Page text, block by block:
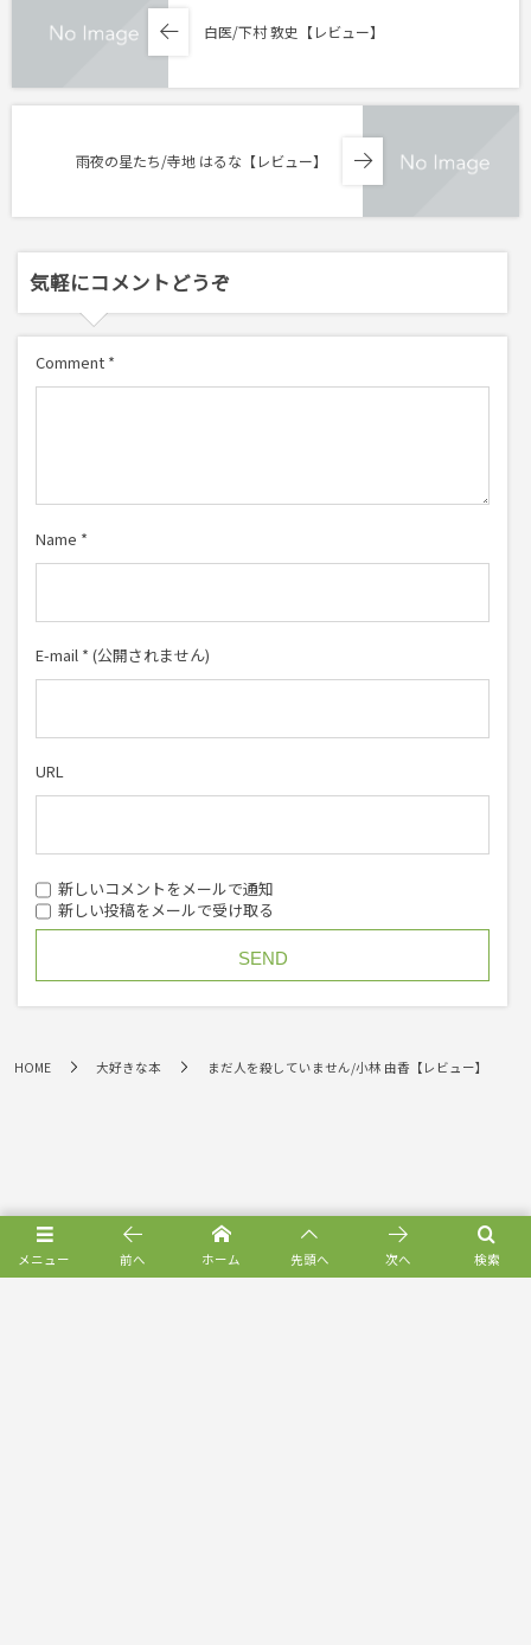
白医/下村 敦史【レビュー】
雨夜の星たち/寺地 はるな【レビュー】
気軽にコメントどうぞ
Comment *
Name *
E-mail * (公開されません)
URL
新しいコメントをメールで通知
新しい投稿をメールで受け取る
HOME 大好きな本 まだ人を殺していません/小林 由香【レビュー】
メニュー 検索
前へ ホーム 先頭へ 次へ